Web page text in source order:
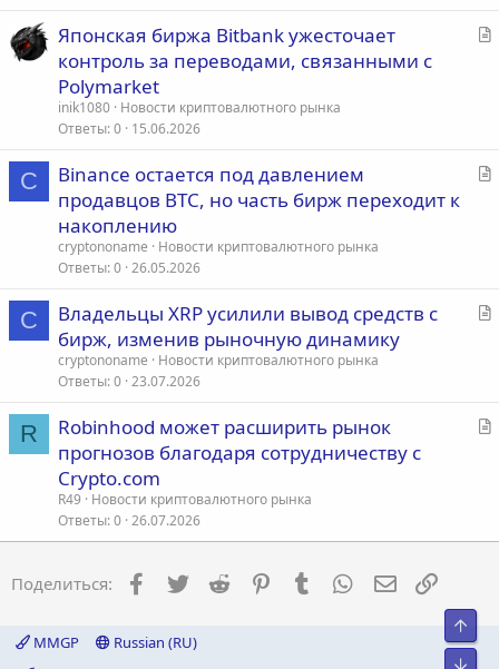
яС
Японская биржа Bitbank ужесточает
контроль за переводами, связанными с
Polymarket
inik1080 Новости криптовалютного рынка
Ответы 0 15.06.2026
C
С
Binance остается под давлением
продавцов BTC, но часть бирж переходит к
накоплению
cryptononame
Новости криптовалютного рынка
Ответы 0 26.05.2026
C
С
я
Владельцы XRP усилили вывод средств с
бирж, изменив рыночную динамику
cryptononame
Новости криптовалютного рынка
Ответы 0 23.07.2026
R
С
я
Robinhood может расширить рынок
прогнозов благодаря сотрудничеству с
Crypto.com
R49
Новости криптовалютного рынка
Ответы 0 26.07.2026
Поделиться: Facebook
Twitter Reddit PinterestTumblr WhatsApp
MMGP
Russian (RU)